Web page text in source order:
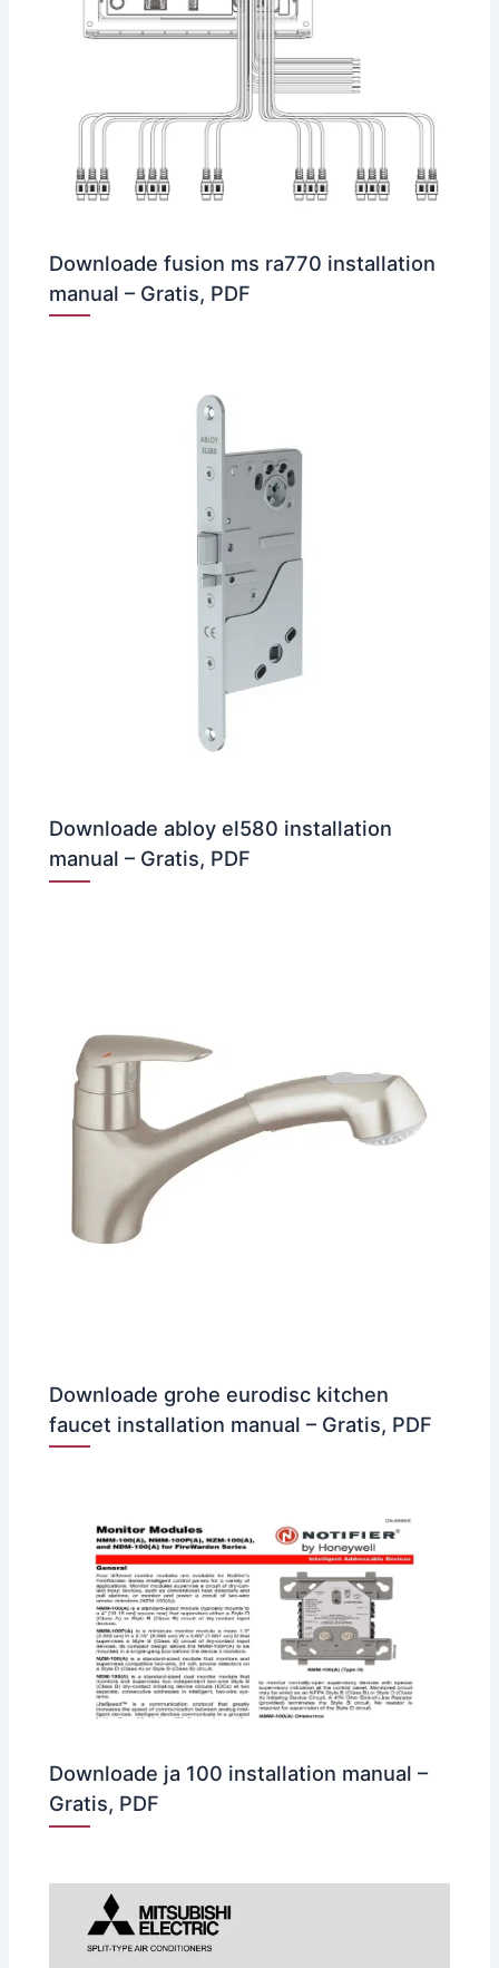
Downloade fusion ms ra770 installation
manual – Gratis, PDF
Downloade abloy el580 installation
manual – Gratis, PDF
Downloade grohe eurodisc kitchen
faucet installation manual – Gratis, PDF
Downloade ja 100 installation manual –
Gratis, PDF